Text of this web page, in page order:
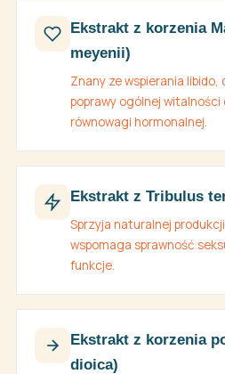
Ekstrakt z korzenia
meyenii)
Znany ze wspierania libido,
poprawy ogólnej
równowagi hormonalnej.
Ekstrakt z Tribulus
Sprzyja naturalnej
wspomaga sprawność
funkcje.
Ekstrakt z korzenia
dioica)